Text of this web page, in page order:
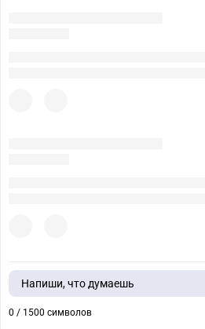
Напиши, что думаешь
0 / 1500 символов